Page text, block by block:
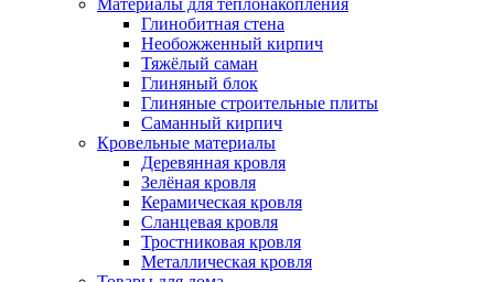
Глинобитная стена
Необожженный кирпич
Тяжёлый саман
Глиняный блок
Глиняные строительные плиты
Саманный кирпич
Кровельные материалы
Деревянная кровля
Зелёная кровля
Керамическая кровля
Сланцевая кровля
Тростниковая кровля
Металлическая кровля